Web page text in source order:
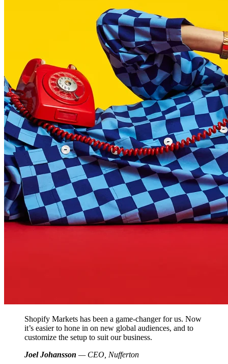
Shopify Markets has been a game-changer for us. Now
it’s easier to hone in on new global audiences, and to
customize the setup to suit our business.
Joel Johansson — CEO, Nufferton